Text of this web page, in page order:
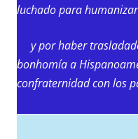
luchado para
y por haber
bonhomía a
confraternidad con los